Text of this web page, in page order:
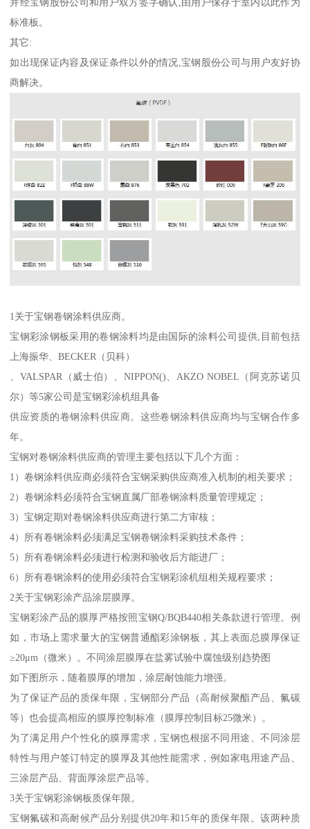
标准板。
其它:
如出现保证内容及保证条件以外的情况,宝钢股份公司与用户友好协
商解决。
1关于宝钢卷钢涂料供应商。
宝钢彩涂钢板采用的卷钢涂料均是由国际的涂料公司提供,目前包括
上海振华、BECKER（贝科）
、VALSPAR（威士伯）、NIPPON()、AKZO NOBEL（阿克苏诺贝
尔）等5家公司是宝钢彩涂机组具备
供应资质的卷钢涂料供应商。这些卷钢涂料供应商均与宝钢合作多
年。
宝钢对卷钢涂料供应商的管理主要包括以下几个方面：
1）卷钢涂料供应商必须符合宝钢采购供应商准入机制的相关要求；
2）卷钢涂料必须符合宝钢直属厂部卷钢涂料质量管理规定；
3）宝钢定期对卷钢涂料供应商进行第二方审核；
4）所有卷钢涂料必须满足宝钢卷钢涂料采购技术条件；
5）所有卷钢涂料必须进行检测和验收后方能进厂；
6）所有卷钢涂料的使用必须符合宝钢彩涂机组相关规程要求；
2关于宝钢彩涂产品涂层膜厚。
宝钢彩涂产品的膜厚严格按照宝钢Q/BQB440相关条款进行管理。例
如，市场上需求量大的宝钢普通酯彩涂钢板，其上表面总膜厚保证
≥20μm（微米）。不同涂层膜厚在盐雾试验中腐蚀级别趋势图
如下图所示，随着膜厚的增加，涂层耐蚀能力增强。
为了保证产品的质保年限，宝钢部分产品（高耐候聚酯产品、氟碳
等）也会提高相应的膜厚控制标准（膜厚控制目标25微米）。
为了满足用户个性化的膜厚需求，宝钢也根据不同用途、不同涂层
特性与用户签订特定的膜厚及其他性能需求，例如家电用途产品、
三涂层产品、背面厚涂层产品等。
3关于宝钢彩涂钢板质保年限。
宝钢氟碳和高耐候产品分别提供20年和15年的质保年限。该两种质